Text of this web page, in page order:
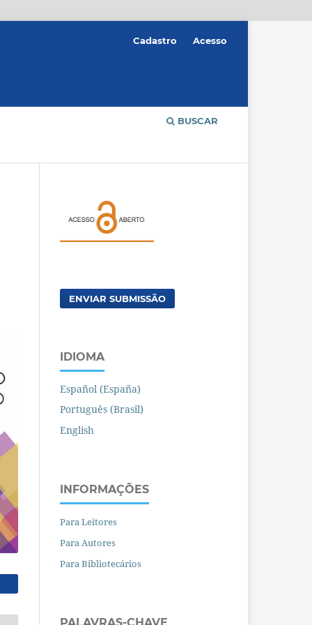
BUSCAR
Cadastro Acesso
ENVIAR SUBMISSÃO
IDIOMA
Español (España)
Português (Brasil)
English
INFORMAÇÕES
Para Leitores
Para Autores
Para Bibliotecários